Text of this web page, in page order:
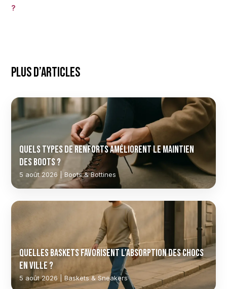
?
Plus d’articles
Quels types de renforts améliorent le maintien
des boots ?
5 août 2026 | Boots & Bottines
Quelles baskets favorisent l’absorption des chocs
en ville ?
5 août 2026 | Baskets & Sneakers